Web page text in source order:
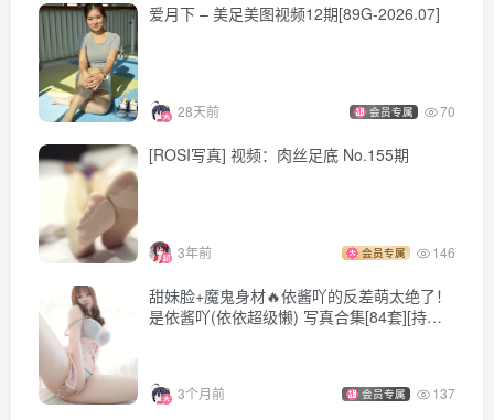
[ROSI写真]口罩系列 2026.02.26 NO.3546 [141P348MB]
[ROSI写真]口罩系列 2026.02.25 NO.3545 [83P849MB]
[ROSI写真]口罩系列 2026.02.24 NO.3544 [136P302MB]
[ROSI写真]口罩系列 2026.02.23 NO.3543 [148P333MB]
[ROSI写真]口罩系列 2026.02.22 NO.3542 [98P194MB]
[ROSI写真]口罩系列 2026.02.21 NO.3541 [59P619MB]
[ROSI写真]口罩系列 2026.02.20 NO.3540 [75P183MB]
[ROSI写真]口罩系列 2026.02.19 NO.3539 [102P236MB]
[ROSI写真]口罩系列 2026.02.18 NO.3538 [111P297MB]
[ROSI写真]口罩系列 2026.02.17 NO.3537 [75P750MB]
[ROSI写真]口罩系列 2026.02.16 NO.3536 [97P198MB]
[ROSI写真]口罩系列 2026.02.15 NO.3535 [90P197MB]
爱月下 – 美足美图视频12期[89G-2026.07]
28天前 会员专属 70
[ROSI写真] 视频：肉丝足底 No.155期
3年前 会员专属 146
甜妹脸+魔鬼身材🔥依酱吖的反差萌太绝了！
是依酱吖(依依超级懒) 写真合集[84套][持续
3个月前 会员专属 137